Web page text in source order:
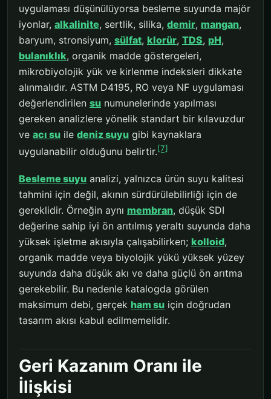
uygulaması düşünülüyorsa besleme suyunda majör
iyonlar, alkalinite, sertlik, silika, demir, mangan,
baryum, stronsiyum, sülfat, klorür, TDS, pH,
bulanıklık, organik madde göstergeleri,
mikrobiyolojik yük ve kirlenme indeksleri dikkate
alınmalıdır. ASTM D4195, RO veya NF uygulaması
değerlendirilen su numunelerinde yapılması
gereken analizlere yönelik standart bir kılavuzdur
ve acı su ile deniz suyu gibi kaynaklara
uygulanabilir olduğunu belirtir.[7]
Besleme suyu analizi, yalnızca ürün suyu kalitesi
tahmini için değil, akının sürdürülebilirliği için de
gereklidir. Örneğin aynı membran, düşük SDI
değerine sahip iyi ön arıtılmış yeraltı suyunda daha
yüksek işletme akısıyla çalışabilirken; kolloid,
organik madde veya biyolojik yükü yüksek yüzey
suyunda daha düşük akı ve daha güçlü ön arıtma
gerekebilir. Bu nedenle katalogda görülen
maksimum debi, gerçek ham su için doğrudan
tasarım akısı kabul edilmemelidir.
Geri Kazanım Oranı ile
İlişkisi